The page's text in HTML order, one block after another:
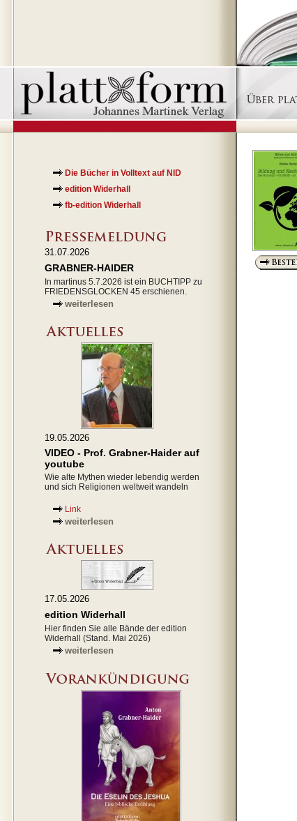
Die Bücher in Volltext auf NID
edition Widerhall
fb-edition Widerhall
31.07.2026
GRABNER-HAIDER
In martinus 5.7.2026 ist ein BUCHTIPP zu
FRIEDENSGLOCKEN 45 erschienen.
weiterlesen
19.05.2026
VIDEO - Prof. Grabner-Haider auf
youtube
Wie alte Mythen wieder lebendig werden
und sich Religionen weltweit wandeln
Link
weiterlesen
17.05.2026
edition Widerhall
Hier finden Sie alle Bände der edition
Widerhall (Stand. Mai 2026)
weiterlesen